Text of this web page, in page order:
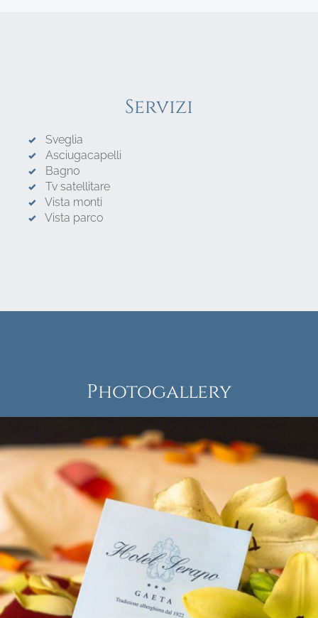
Servizi
Sveglia
Asciugacapelli
Bagno
Tv satellitare
Vista monti
Vista parco
Photogallery